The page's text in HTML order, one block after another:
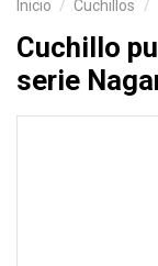
Inicio Cuchillos
Cuchillo
serie